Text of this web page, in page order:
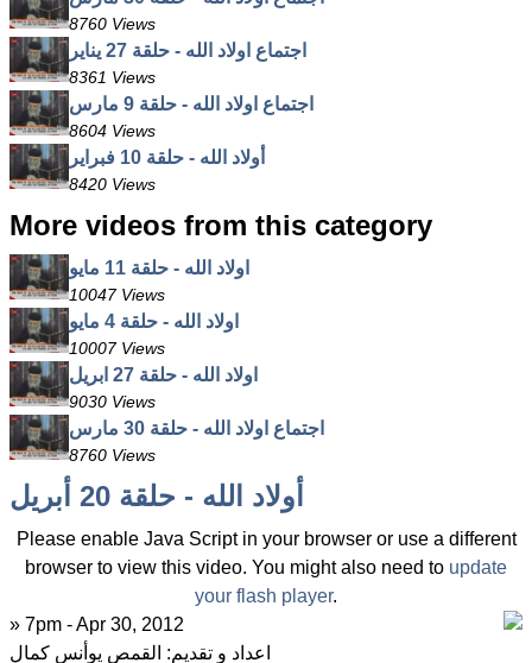
8760 Views
اجتماع اولاد الله - حلقة 27 يناير
8361 Views
اجتماع اولاد الله - حلقة 9 مارس
8604 Views
أولاد الله - حلقة 10 فبراير
8420 Views
More videos from this category
اولاد الله - حلقة 11 مايو
10047 Views
اولاد الله - حلقة 4 مايو
10007 Views
اولاد الله - حلقة 27 ابريل
9030 Views
اجتماع اولاد الله - حلقة 30 مارس
8760 Views
أولاد الله - حلقة 20 أبريل
Please enable Java Script in your browser or use a different
browser to view this video. You might also need to update
your flash player.
» 7pm - Apr 30, 2012
اعداد و تقديم: القمص يوأنس كمال